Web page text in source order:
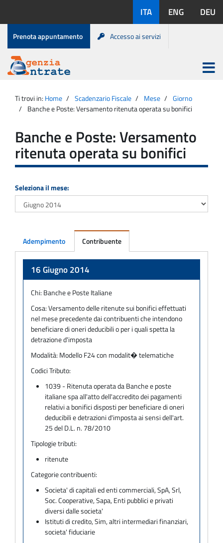
contenuto
disponibili:
ITA ENG DEU
Menu
di
servizio
Prenota appuntamento Accesso ai servizi
Agenzia
Entrate
Apri
menu
principale
Ti trovi in: Home Scadenzario Fiscale Mese
Giorno
Banche e Poste: Versamento ritenuta operata su bonifici
Banche e Poste: Versamento
ritenuta operata su bonifici
Seleziona il mese:
Adempimento Contribuente
16 Giugno 2014
Chi: Banche e Poste Italiane
Cosa:Versamento delle ritenute sui bonifici effettuati
nel mese precedente dai contribuenti che intendono
beneficiare di oneri deducibili o per i quali spetta la
detrazione d'imposta
Modalità: Modello F24 con modalit� telematiche
Codici Tributo:
1039 - Ritenuta operata da Banche e poste
italiane spa all'atto dell'accredito dei pagamenti
relativi a bonifici disposti per beneficiare di oneri
deducibili e detrazioni d'imposta ai sensi dell'art.
25 del D.L. n. 78/2010
Tipologie tributi:
ritenute
Categorie contribuenti:
Societa' di capitali ed enti commerciali, SpA, Srl,
Soc. Cooperative, Sapa, Enti pubblici e privati
diversi dalle societa'
Istituti di credito, Sim, altri intermediari finanziari,
societa' fiduciarie